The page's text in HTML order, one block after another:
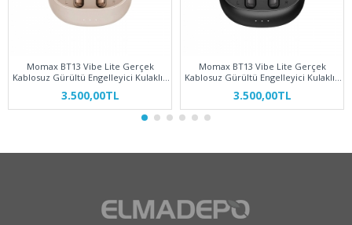
Momax BT13 Vibe Lite Gerçek
Kablosuz Gürültü Engelleyici Kulaklık
3.500,00TL
Momax BT13 Vibe Lite Gerçek
Kablosuz Gürültü Engelleyici Kulaklık
3.500,00TL